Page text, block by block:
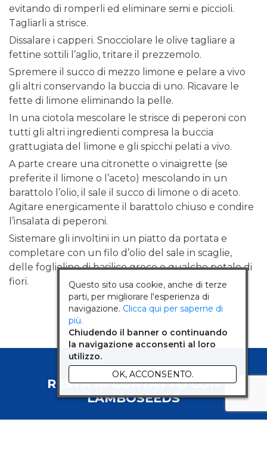
evitando di romperli ed eliminare semi e piccioli.
Tagliarli a strisce.
Dissalare i capperi. Snocciolare le olive tagliare a
fettine sottili l’aglio, tritare il prezzemolo.
Spremere il succo di mezzo limone e pelare a vivo
gli altri conservando la buccia di uno. Ricavare le
fette di limone eliminando la pelle.
In una ciotola mescolare le strisce di peperoni con
tutti gli altri ingredienti compresa la buccia
grattugiata del limone e gli spicchi pelati a vivo.
A parte creare una citronette o vinaigrette (se
preferite il limone o l’aceto) mescolando in un
barattolo l’olio, il sale il succo di limone o di aceto.
Agitare energicamente il barattolo chiuso e condire
l’insalata di peperoni.
Sistemare gli involtini in un piatto da portata e
completare con un filo d’olio del sale in scaglie,
delle foglioline di basilico greco e qualche petalo di
fiori.
RESTA IN CONTATTO CON
LAMBOSEEDS
Questo sito usa cookie, anche di terze
parti, per migliorare l'esperienza di
navigazione. Clicca qui per saperne di
più.
Chiudendo il banner o continuando
la navigazione acconsenti al loro
utilizzo.
OK, ACCONSENTO.